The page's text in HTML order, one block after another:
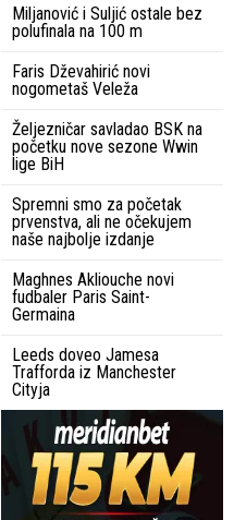
Miljanović i Suljić ostale bez
polufinala na 100 m
Faris Dževahirić novi
nogometaš Veleža
Željezničar savladao BSK na
početku nove sezone Wwin
lige BiH
Spremni smo za početak
prvenstva, ali ne očekujem
naše najbolje izdanje
Maghnes Akliouche novi
fudbaler Paris Saint-
Germaina
Leeds doveo Jamesa
Trafforda iz Manchester
Cityja